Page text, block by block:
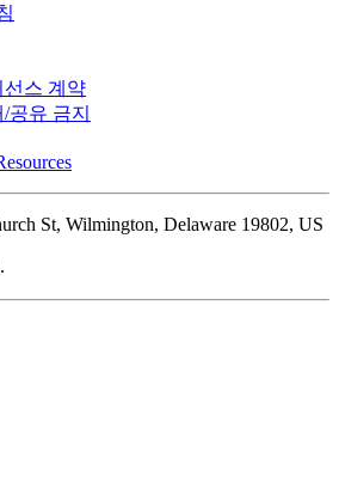
선스 계약
공유 금지
St, Wilmington, Delaware 19802, US